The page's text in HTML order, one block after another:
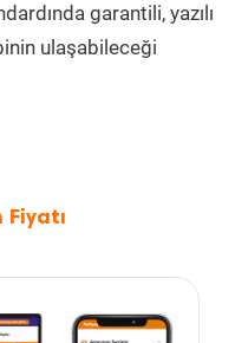
garantili, yazılı
ulaşabileceği
Fiyatı